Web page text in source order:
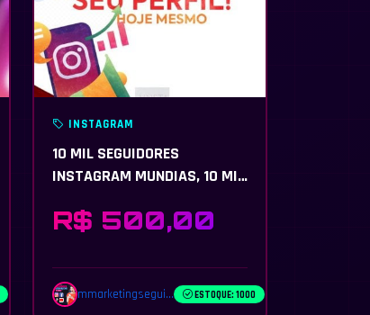
INSTAGRAM
10 MIL SEGUIDORES
INSTAGRAM MUNDIAS, 10 MIL
VISUALIZAÇÕES
R$ 500,00
mmarketingsegui... ESTOQUE: 1000